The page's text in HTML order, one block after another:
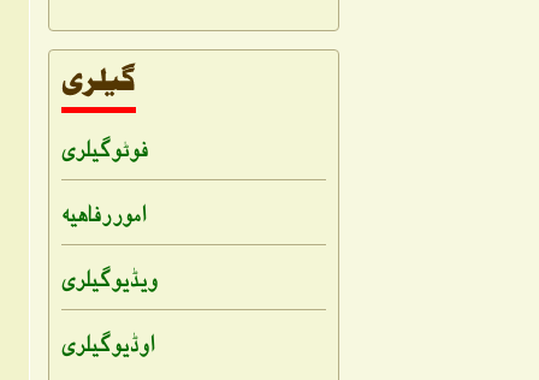
فوٹو گیلری
امور رفاہیہ
ویڈیو گیلری
اوڈیو گیلری